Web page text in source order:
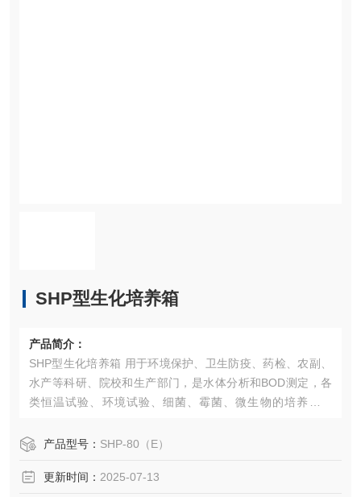
SHP型生化培养箱
产品简介：
SHP型生化培养箱 用于环境保护、卫生防疫、药检、农副、
水产等科研、院校和生产部门，是水体分析和BOD测定，各
类恒温试验、环境试验、细菌、霉菌、微生物的培养、保
产品型号： SHP-80（E）
更新时间： 2025-07-13